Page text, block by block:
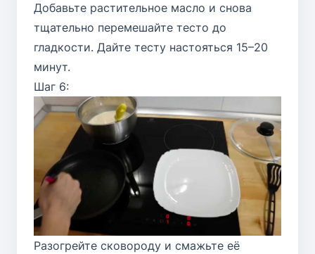
Добавьте растительное масло и снова
тщательно перемешайте тесто до
гладкости. Дайте тесту настояться 15–20
минут.
Шаг 6:
Разогрейте сковороду и смажьте её